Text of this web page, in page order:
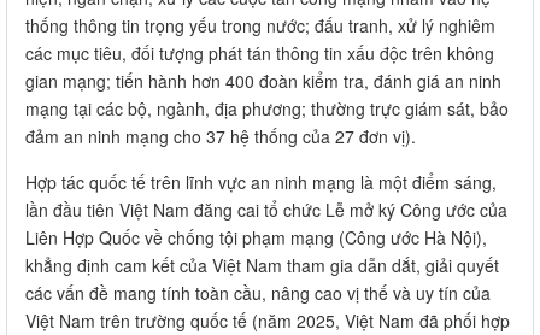
thống thông tin trọng yếu trong nước; đấu tranh, xử lý nghiêm
các mục tiêu, đối tượng phát tán thông tin xấu độc trên không
gian mạng; tiến hành hơn 400 đoàn kiểm tra, đánh giá an ninh
mạng tại các bộ, ngành, địa phương; thường trực giám sát, bảo
đảm an ninh mạng cho 37 hệ thống của 27 đơn vị).
Hợp tác quốc tế trên lĩnh vực an ninh mạng là một điểm sáng,
lần đầu tiên Việt Nam đăng cai tổ chức Lễ mở ký Công ước của
Liên Hợp Quốc về chống tội phạm mạng (Công ước Hà Nội),
khẳng định cam kết của Việt Nam tham gia dẫn dắt, giải quyết
các vấn đề mang tính toàn cầu, nâng cao vị thế và uy tín của
Việt Nam trên trường quốc tế (năm 2025, Việt Nam đã phối hợp